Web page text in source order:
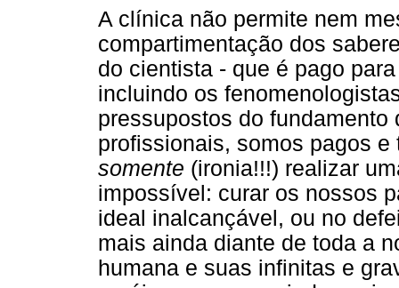
A clínica não permite nem
compartimentação dos
do cientista - que é pago
incluindo os
pressupostos do
profissionais, somos pagos
somente (ironia!!!) realizar
impossível: curar os nossos
ideal inalcançável, ou no
mais ainda diante de toda a
humana e suas infinitas e